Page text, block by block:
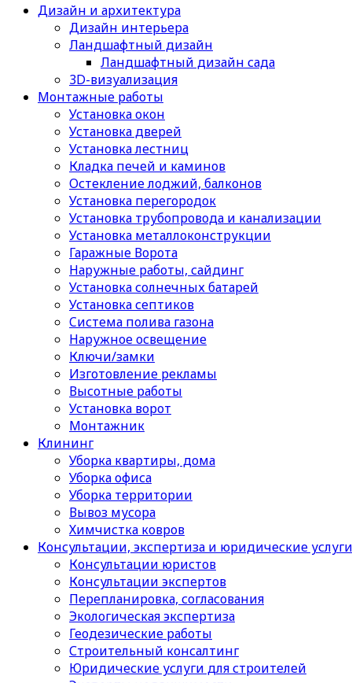
Дизайн и архитектура
Дизайн интерьера
Ландшафтный дизайн
Ландшафтный дизайн сада
3D-визуализация
Монтажные работы
Установка окон
Установка дверей
Установка лестниц
Кладка печей и каминов
Остекление лоджий, балконов
Установка перегородок
Установка трубопровода и канализации
Установка металлоконструкции
Гаражные Ворота
Наружные работы, сайдинг
Установка солнечных батарей
Установка септиков
Cистема полива газона
Наружное освещение
Ключи/замки
Изготовление рекламы
Высотные работы
Установка ворот
Монтажник
Клининг
Уборка квартиры, дома
Уборка офиса
Уборка территории
Вывоз мусора
Химчистка ковров
Консультации, экспертиза и юридические услуги
Консультации юристов
Консультации экспертов
Перепланировка, согласования
Экологическая экспертиза
Геодезические работы
Строительный консалтинг
Юридические услуги для строителей